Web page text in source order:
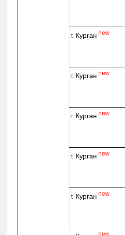
г. Курган new
г. Курган new
г. Курган new
г. Курган new
г. Курган new